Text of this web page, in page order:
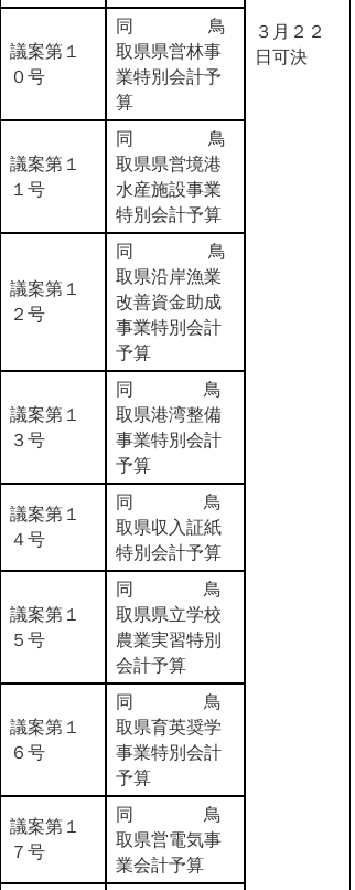
３月２２
日可決
議案第１
０号
同 鳥
取県県営林事
業特別会計予
算
議案第１
１号
同 鳥
取県県営境港
水産施設事業
特別会計予算
議案第１
２号
同 鳥
取県沿岸漁業
改善資金助成
事業特別会計
予算
議案第１
３号
同 鳥
取県港湾整備
事業特別会計
予算
議案第１
４号
同 鳥
取県収入証紙
特別会計予算
議案第１
５号
同 鳥
取県県立学校
農業実習特別
会計予算
議案第１
６号
同 鳥
取県育英奨学
事業特別会計
予算
議案第１
７号
同 鳥
取県営電気事
業会計予算